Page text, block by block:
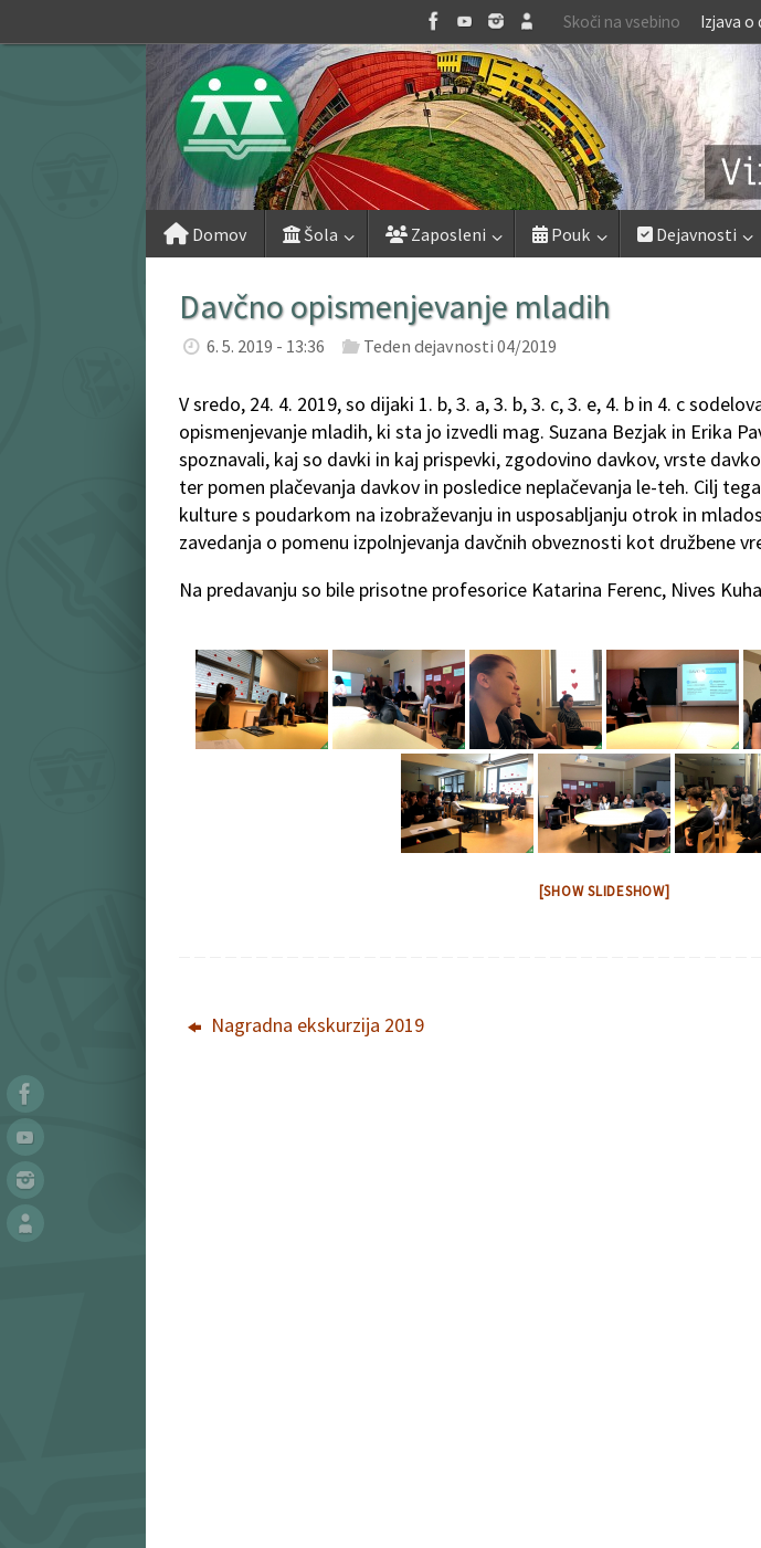
to
Skoči na vsebino Izjava
Skip
Domov Šola Zaposleni Pouk Dejavnosti
Davčno opismenjevanje mladih
6. 5. 2019 - 13:36 Teden dejavnosti 04/2019
V sredo, 24. 4. 2019, so dijaki 1. b, 3. a, 3. b, 3. c, 3. e, 4. b in 4. c
opismenjevanje mladih, ki sta jo izvedli mag. Suzana Bezjak in Erika
spoznavali, kaj so davki in kaj prispevki, zgodovino davkov, vrste
ter pomen plačevanja davkov in posledice neplačevanja le-teh. Cilj
kulture s poudarkom na izobraževanju in usposabljanju otrok in
zavedanja o pomenu izpolnjevanja davčnih obveznosti kot družbene
Na predavanju so bile prisotne profesorice Katarina Ferenc, Nives
[SHOW SLIDESHOW]
Nagradna ekskurzija 2019